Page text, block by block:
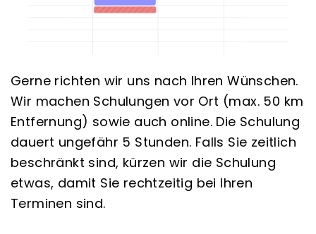
Gerne richten wir uns nach Ihren Wünschen.
Wir machen Schulungen vor Ort (max. 50 km
Entfernung) sowie auch online. Die Schulung
dauert ungefähr 5 Stunden. Falls Sie zeitlich
beschränkt sind, kürzen wir die Schulung
etwas, damit Sie rechtzeitig bei Ihren
Terminen sind.